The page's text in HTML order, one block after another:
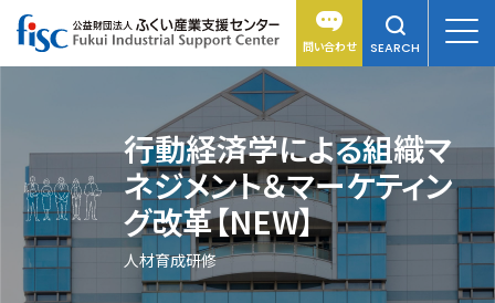
問い合わせ SEARCH
行動経済学による組織マ
ネジメント＆マーケティン
グ改革【NEW】
人材育成研修